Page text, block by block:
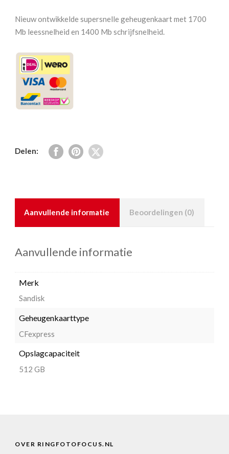
CFexpress
type
512
GB
aantal
Nieuw ontwikkelde supersnelle geheugenkaart met 1700
Mb leessnelheid en 1400 Mb schrijfsnelheid.
Delen:
Aanvullende informatie Beoordelingen (0)
Aanvullende informatie
Merk
Sandisk
Geheugenkaarttype
CFexpress
Opslagcapaciteit
512 GB
OVER RINGFOTOFOCUS.NL